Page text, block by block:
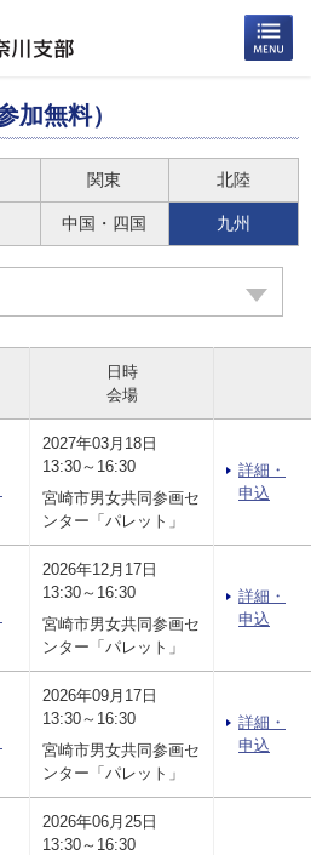
加無料）
関東 北陸
中国・四国 九州
日時
会場
2027年03月18日
13:30～16:30
宮崎市男女共同参画セ
ンター「パレット」
詳細・
申込
2026年12月17日
13:30～16:30
宮崎市男女共同参画セ
ンター「パレット」
詳細・
申込
2026年09月17日
13:30～16:30
宮崎市男女共同参画セ
ンター「パレット」
詳細・
申込
2026年06月25日
13:30～16:30